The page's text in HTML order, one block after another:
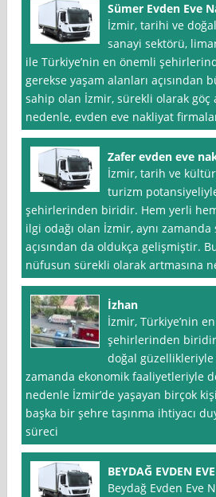
Sümer Evden Eve
İzmir, tarihi ve
sanayi sektörü,
ile Türkiye’nin en önemli
gerekse yaşam alanları açısından
sahip olan İzmir, sürekli olarak
nedenle, evden eve nakliyat
Zafer evden eve
İzmir, tarih ve
turizm
şehirlerinden biridir. Hem yerli
ilgi odağı olan İzmir, aynı
açısından da oldukça gelişmiştir.
nüfusun sürekli olarak artmasına
İzhan
İzmir, Türkiye’nin
şehirlerinden
doğal
zamanda ekonomik faaliyetleriyle
nedenle İzmir’de yaşayan birçok
başka bir şehre taşınma ihtiyacı
süreci
BEYDAĞ EVDEN
Beydağ Evden Eve